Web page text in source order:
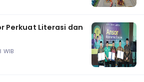
Perkuat Literasi dan
WIB